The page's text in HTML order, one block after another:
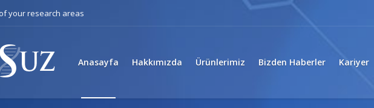
your research areas
Anasayfa Hakkımızda Ürünlerimiz Bizden Haberler Kariyer